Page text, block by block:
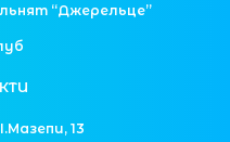
“Джерельце”
13